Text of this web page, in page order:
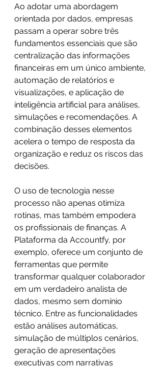
Ao adotar uma abordagem
orientada por dados, empresas
passam a operar sobre três
fundamentos essenciais que são
centralização das informações
financeiras em um único ambiente,
automação de relatórios e
visualizações, e aplicação de
inteligência artificial para análises,
simulações e recomendações. A
combinação desses elementos
acelera o tempo de resposta da
organização e reduz os riscos das
decisões.
O uso de tecnologia nesse
processo não apenas otimiza
rotinas, mas também empodera
os profissionais de finanças. A
Plataforma da Accountfy, por
exemplo, oferece um conjunto de
ferramentas que permite
transformar qualquer colaborador
em um verdadeiro analista de
dados, mesmo sem domínio
técnico. Entre as funcionalidades
estão análises automáticas,
simulação de múltiplos cenários,
geração de apresentações
executivas com narrativas